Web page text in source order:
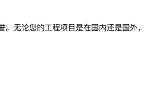
。无论您的工程项目是在国内还是国外，